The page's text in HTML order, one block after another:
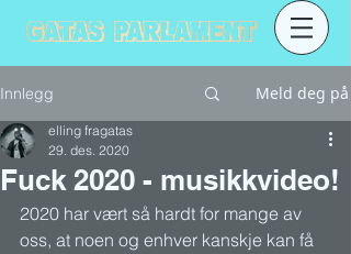
Innlegg Meld deg på
Fuck 2020 - musikkvideo!
elling fragatas
29. des. 2020
2020 har vært så hardt for mange av
oss, at noen og enhver kanskje kan få